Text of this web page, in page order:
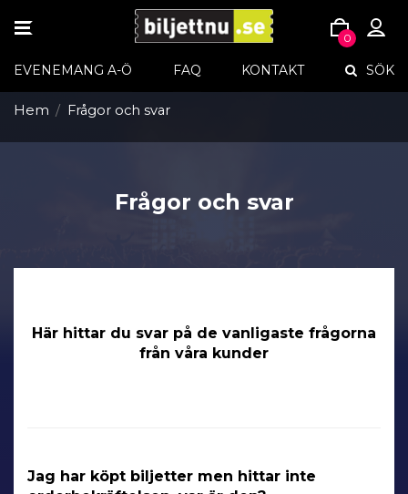
to
content
TOGGLE
0
EVENEMANG A-Ö FAQ KONTAKT SÖK
Hem Frågor och svar
Frågor och svar
Här hittar du svar på de vanligaste frågorna
från våra kunder
Jag har köpt biljetter men hittar inte